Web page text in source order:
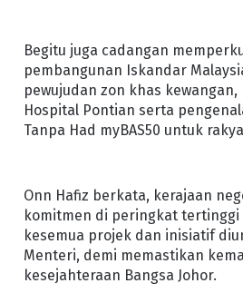
Begitu juga cadangan
pembangunan Iskandar
pewujudan zon khas
Hospital Pontian serta
Tanpa Had myBAS50 untuk
Onn Hafiz berkata, kerajaan
komitmen di peringkat tertinggi
kesemua projek dan inisiatif
Menteri, demi memastikan
kesejahteraan Bangsa Johor.